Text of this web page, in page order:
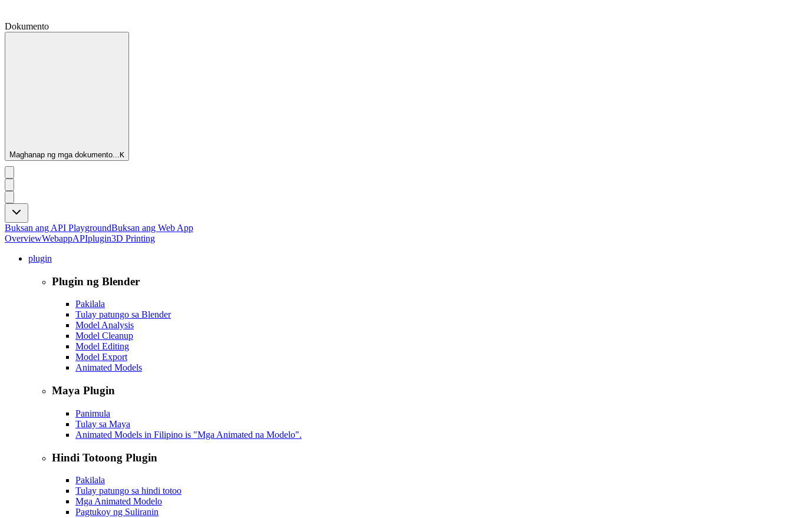
Dokumento
Maghanap ng mga dokumento...K
Buksan ang API PlaygroundBuksan ang Web App
OverviewWebappAPIplugin3D Printing
plugin
Plugin ng Blender
Pakilala
Tulay patungo sa Blender
Model Analysis
Model Cleanup
Model Editing
Model Export
Animated Models
Maya Plugin
Panimula
Tulay sa Maya
Animated Models in Filipino is "Mga Animated na Modelo".
Hindi Totoong Plugin
Pakilala
Tulay patungo sa hindi totoo
Mga Animated Modelo
Pagtukoy ng Suliranin